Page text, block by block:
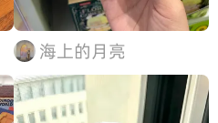
海上的月亮